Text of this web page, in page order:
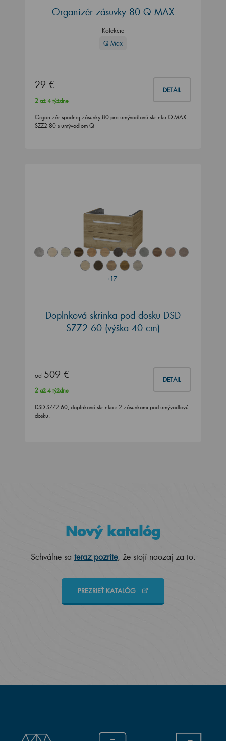
Organizér zásuvky 80 Q MAX
Kolekcie
Q Max
29 € DETAIL
2 až 4 týždne
Organizér spodnej zásuvky 80 pre umývadlovú skrinku Q MAX
SZZ2 80 s umývadlom Q
+17
Doplnková skrinka pod dosku DSD
SZZ2 60 (výška 40 cm)
od 509 € DETAIL
2 až 4 týždne
DSD SZZ2 60, doplnková skrinka s 2 zásuvkami pod umývadlovú
dosku.
Nový katalóg
Schválne sa teraz pozrite, že stojí naozaj za to.
PREZRIEŤ KATALÓG